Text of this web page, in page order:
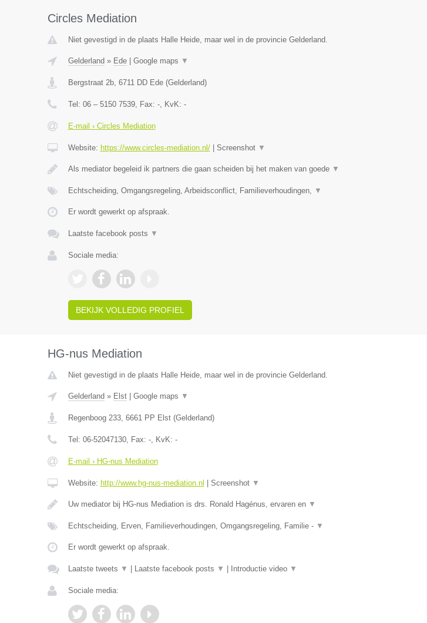
Circles Mediation
Niet gevestigd in de plaats Halle Heide, maar wel in de provincie Gelderland.
Gelderland » Ede| Google maps ▼
Bergstraat 2b, 6711 DD Ede(Gelderland)
Tel: 06 – 5150 7539, Fax: -, KvK: -
E-mail › Circles Mediation
Website: https://www.circles-mediation.nl/| Screenshot ▼
Als mediator begeleid ik partners die gaan scheiden bij het maken van goede ▼
Echtscheiding, Omgangsregeling, Arbeidsconflict, Familieverhoudingen, ▼
Er wordt gewerkt op afspraak.
Laatste facebook posts ▼
Sociale media:
BEKIJK VOLLEDIG PROFIEL
HG-nus Mediation
Niet gevestigd in de plaats Halle Heide, maar wel in de provincie Gelderland.
Gelderland » Elst| Google maps ▼
Regenboog 233, 6661 PP Elst(Gelderland)
Tel: 06-52047130, Fax: -, KvK: -
E-mail › HG-nus Mediation
Website: http://www.hg-nus-mediation.nl Screenshot ▼
Uw mediator bij HG-nus Mediation is drs. Ronald Hagénus, ervaren en ▼
Echtscheiding, Erven, Familieverhoudingen, Omgangsregeling, Familie - ▼
Er wordt gewerkt op afspraak.
Laatste tweets ▼ Laatste facebook posts ▼ Introductie video ▼
Sociale media: